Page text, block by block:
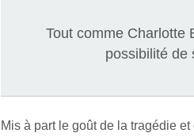
Tout comme Charlotte
possibilité de
Mis à part le goût de la tragédie